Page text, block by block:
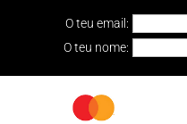
O teu email:
O teu nome: